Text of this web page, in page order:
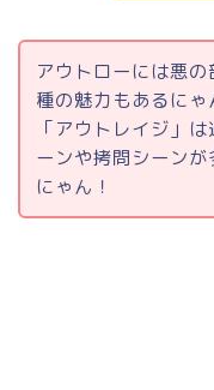
アウトローには悪
種の魅力もあるに
「アウトレイジ」
ーンや拷問シーンが
にゃん！